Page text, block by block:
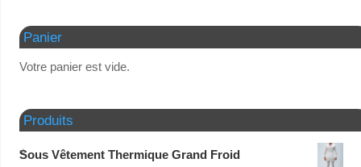
Panier
Votre panier est vide.
Produits
Sous Vêtement Thermique Grand Froid